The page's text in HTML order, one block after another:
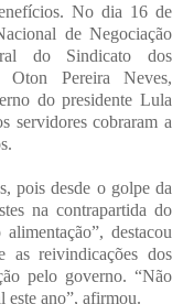
No dia 16 de
de Negociação
do Sindicato dos
Oton Pereira Neves,
do presidente Lula
servidores cobraram a
pois desde o golpe da
na contrapartida do
destacou
as reivindicações dos
pelo governo. “Não
este ano”, afirmou.